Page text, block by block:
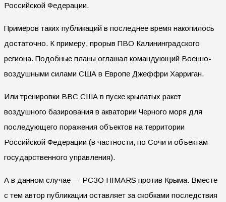
Российской Федерации.
Примеров таких публикаций в последнее время накопилось
достаточно. К примеру, прорыв ПВО Калининградского
региона. Подобные планы оглашал командующий Военно-
воздушными силами США в Европе Джеффри Харриган.
Или тренировки ВВС США в пуске крылатых ракет
воздушного базирования в акватории Черного моря для
последующего поражения объектов на территории
Российской Федерации (в частности, по Сочи и объектам
государственного управления).
А в данном случае — РСЗО HIMARS против Крыма. Вместе
с тем автор публикации оставляет за скобками последствия